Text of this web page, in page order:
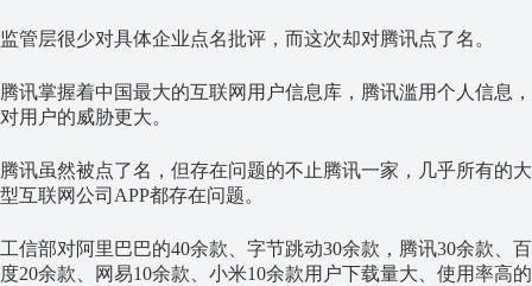
监管层很少对具体企业点名批评，而这次却对腾讯点了名。
腾讯掌握着中国最大的互联网用户信息库，腾讯滥用个人信息，
对用户的威胁更大。
腾讯虽然被点了名，但存在问题的不止腾讯一家，几乎所有的大
型互联网公司APP都存在问题。
工信部对阿里巴巴的40余款、字节跳动30余款，腾讯30余款、百
度20余款、网易10余款、小米10余款用户下载量大、使用率高的